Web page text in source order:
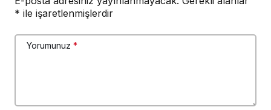
* ile işaretlenmişlerdir
Yorumunuz *